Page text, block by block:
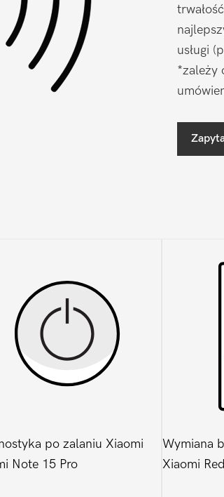
usługi
*zależy
po zalaniu Xiaomi
Note 15 Pro
Wymiana
Xiaomi